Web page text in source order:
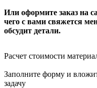
Или оформите заказ на
чего с вами свяжется
обсудит детали.
Расчет стоимости
Заполните форму и
задачу